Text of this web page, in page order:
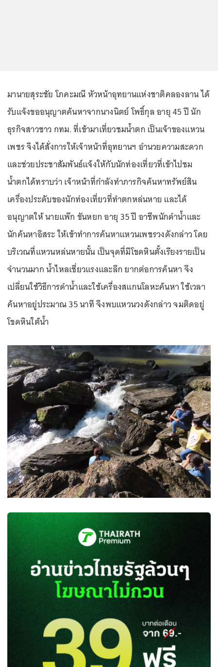
มานายสุระชัย โภคะมณี หัวหน้าอุทยานแห่งชาติคลองลาน ได้
รับแจ้งขออนุญาตค้นหาจากนางนิตย์ โพธิ์กุล อายุ 45 ปี นัก
ธุรกิจสาวชาว กทม. ที่เข้ามาเที่ยวชมน้ำตก เป็นเจ้าของแหวน
เพชร จึงได้สั่งการให้เจ้าหน้าที่อุทยานฯ อำนวยความสะดวก
และช่วยประชาสัมพันธ์แจ้งให้กับนักท่องเที่ยวที่เข้าไปชม
น้ำตกได้ทราบว่า เจ้าหน้าที่กำลังทำภารกิจค้นหาทรัพย์สิน
เครื่องประดับของนักท่องเที่ยวที่ทำตกหล่นหาย และได้
อนุญาตให้ นายแพ๊ก ขันหยก อายุ 35 ปี อาชีพนักดำน้ำและ
นักค้นหาอิสระ ให้เข้าทำการค้นหาแหวนเพชรวงดังกล่าว โดย
บริเวณที่แหวนหล่นหายนั้น เป็นจุดที่มีโขดหินตั้งเรียงรายเป็น
จำนวนมาก น้ำไหลเชี่ยวแรงและลึก ยากต่อการค้นหา จึง
เปลี่ยนใช้วิธีการดำน้ำและใช้เครื่องสแกนโลหะค้นหา ใช้เวลา
ค้นหาอยู่ประมาณ 35 นาที จึงพบแหวนวงดังกล่าว จมติดอยู่
โขดหินใต้น้ำ